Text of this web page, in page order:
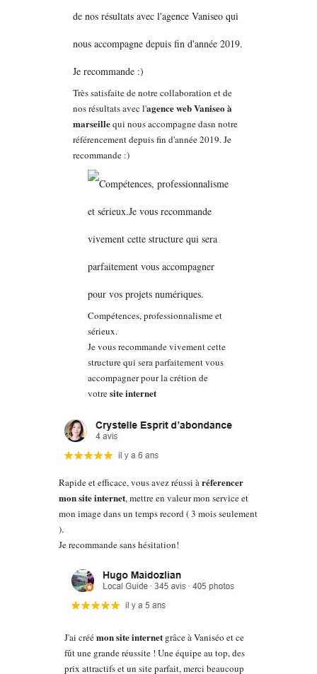
Très satisfaite de notre collaboration et de
nos résultats avec l'agence web Vaniseo à
marseillequi nous accompagne dasn notre
référencement depuis fin d'année 2019. Je
recommande :)
Compétences, professionnalisme et
sérieux.
Je vous recommande vivement cette
structure qui sera parfaitement vous
accompagner pour la crétion de
votresite internet
Rapide et efficace, vous avez réussi àréferencer
mon site internet, mettre en valeur mon service et
mon image dans un temps record ( 3 mois seulement
).
Je recommande sans hésitation!
J'ai créémon site internet grâce à Vaniséo et ce
fût une grande réussite ! Une équipe au top, des
prix attractifs et un site parfait, merci beaucoup